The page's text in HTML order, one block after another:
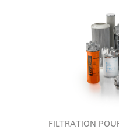
FILTRATION